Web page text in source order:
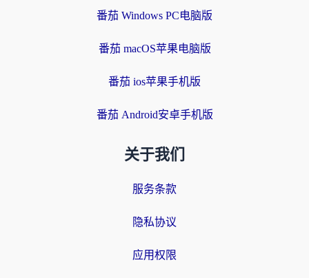
番茄 Windows PC电脑版
番茄 macOS苹果电脑版
番茄 ios苹果手机版
番茄 Android安卓手机版
关于我们
服务条款
隐私协议
应用权限